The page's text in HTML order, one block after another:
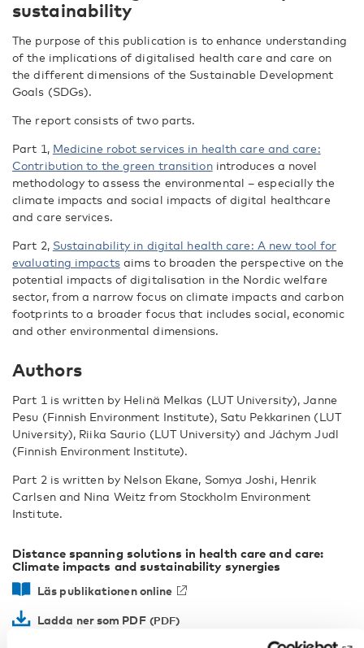
sustainability
The purpose of this publication is to enhance understanding
of the implications of digitalised health care and care on
the different dimensions of the Sustainable Development
Goals (SDGs).
The report consists of two parts.
Part 1, Medicine robot services in health care and care:
Contribution to the green transitionintroduces a novel
methodology to assess the environmental – especially the
climate impacts and social impacts of digital healthcare
and care services.
Part 2, Sustainability in digital health care: A new tool for
evaluating impactsaims to broaden the perspective on the
potential impacts of digitalisation in the Nordic welfare
sector, from a narrow focus on climate impacts and carbon
footprints to a broader focus that includes social, economic
and other environmental dimensions.
Authors
Part 1 is written by Helinä Melkas (LUT University), Janne
Pesu (Finnish Environment Institute), Satu Pekkarinen (LUT
University), Riika Saurio (LUT University) and Jáchym Judl
(Finnish Environment Institute).
Part 2 is written by Nelson Ekane, Somya Joshi, Henrik
Carlsen and Nina Weitz from Stockholm Environment
Institute.
Distance spanning solutions in health care and care:
Climate impacts and sustainability synergies
Läs publikationen online
Ladda ner som PDF